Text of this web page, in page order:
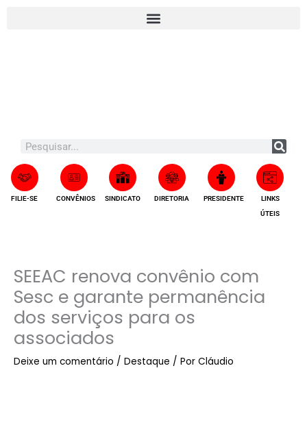
Search
FILIE-SE CONVÊNIOS SINDICATO DIRETORIA PRESIDENTE
LINKS
ÚTEIS
SEEAC renova convênio com
Sesc e garante permanência
dos serviços para os
associados
Deixe um comentário / Destaque / Por Cláudio